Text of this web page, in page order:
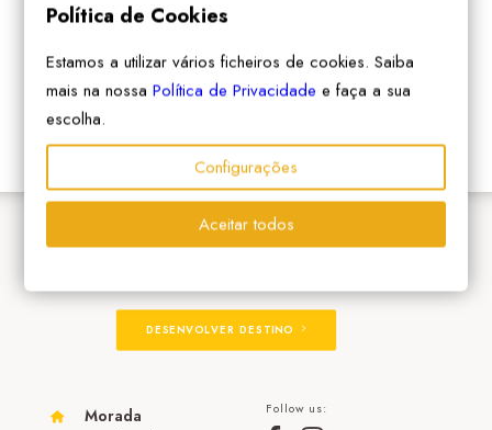
DESENVOLVER DESTINO
Morada Follow us:
Política de Cookies
Estamos a utilizar vários ficheiros de cookies. Saiba
mais na nossaPolítica de Privacidade e faça a sua
escolha.
Configurações
Aceitar todos